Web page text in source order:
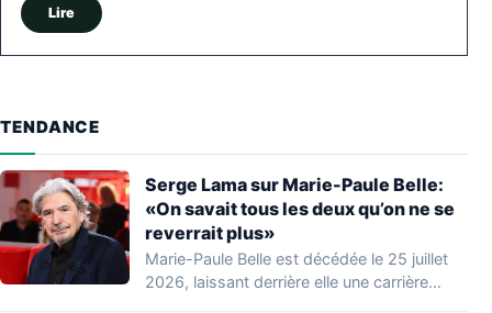
Lire
TENDANCE
Serge Lama sur Marie-Paule Belle:
«On savait tous les deux qu’on ne se
reverrait plus»
Marie-Paule Belle est décédée le 25 juillet
2026, laissant derrière elle une carrière